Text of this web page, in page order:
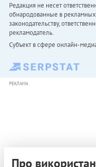
Редакция не несет
обнародованные в
законодательству,
рекламодатель.
Субъект в сфере онлайн-
РЕКЛАМА
Про